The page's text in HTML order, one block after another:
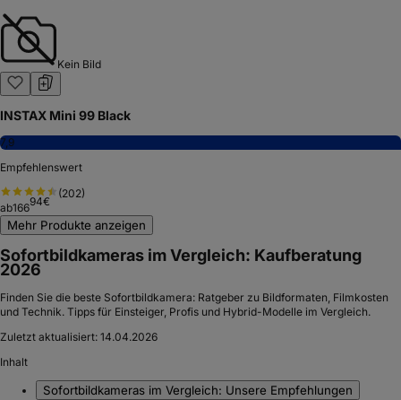
Kein Bild
INSTAX Mini 99 Black
7,9
Empfehlenswert
(202)
ab16694€
Mehr Produkte anzeigen
Sofortbildkameras im Vergleich: Kaufberatung
2026
Finden Sie die beste Sofortbildkamera: Ratgeber zu Bildformaten, Filmkosten
und Technik. Tipps für Einsteiger, Profis und Hybrid-Modelle im Vergleich.
Zuletzt aktualisiert: 14.04.2026
Inhalt
Sofortbildkameras im Vergleich: Unsere Empfehlungen